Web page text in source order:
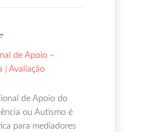
de Apoio –
| Avaliação
de Apoio do
ou Autismo é
para mediadores